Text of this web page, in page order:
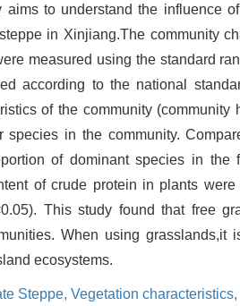
aims to understand the influence
in Xinjiang.The community
measured using the standard
according to the national
of the community (community
species in the community.
of dominant species in the
of crude protein in plants
This study found that free
When using
ecosystems.
Steppe, Vegetation characteristics,